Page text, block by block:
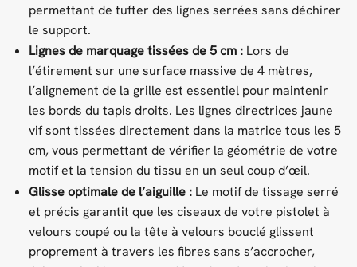
permettant de tufter des lignes serrées sans déchirer
le support.
Lignes de marquage tissées de 5 cm :Lors de
l’étirement sur une surface massive de 4 mètres,
l’alignement de la grille est essentiel pour maintenir
les bords du tapis droits. Les lignes directrices jaune
vif sont tissées directement dans la matrice tous les 5
cm, vous permettant de vérifier la géométrie de votre
motif et la tension du tissu en un seul coup d’œil.
Glisse optimale de l’aiguille :Le motif de tissage serré
et précis garantit que les ciseaux de votre pistolet à
velours coupé ou la tête à velours bouclé glissent
proprement à travers les fibres sans s’accrocher,